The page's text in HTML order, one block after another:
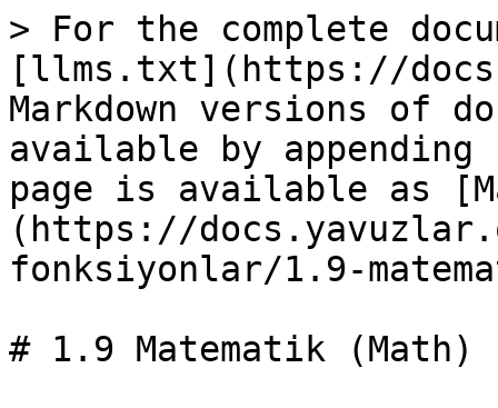
> For the complete
[llms.txt](https://
Markdown versions of
available by
page is available as
(https://
fonksiyonlar/1.9-
# 1.9 Matematik (Math)